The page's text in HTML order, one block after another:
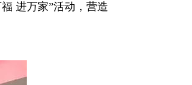
进万家”活动，营造